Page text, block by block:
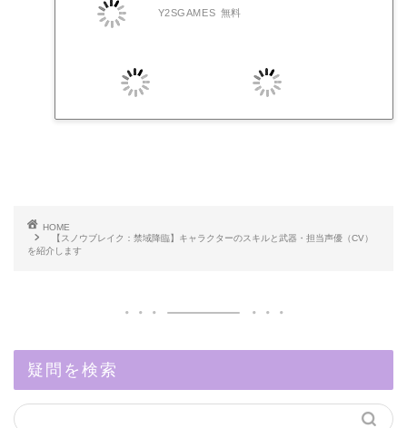
Y2SGAMES 無料
HOME
【スノウブレイク：禁域降臨】キャラクターのスキルと武器・担当声優（CV）
を紹介します
疑問を検索